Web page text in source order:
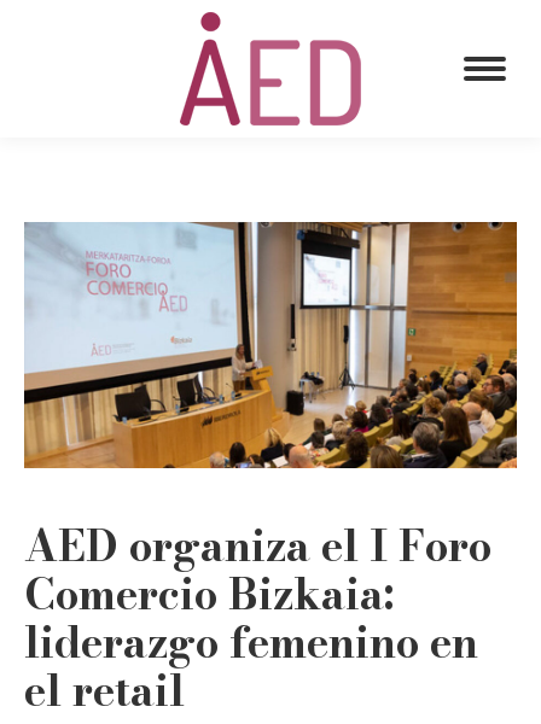
AED organiza el I Foro
Comercio Bizkaia:
liderazgo femenino en
el retail